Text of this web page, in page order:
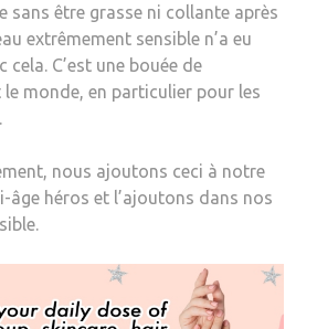
sans être grasse ni collante après
extrêmement sensible n’a eu
cela. C’est une bouée de
monde, en particulier pour les
nous ajoutons ceci à notre
héros et l’ajoutons dans nos